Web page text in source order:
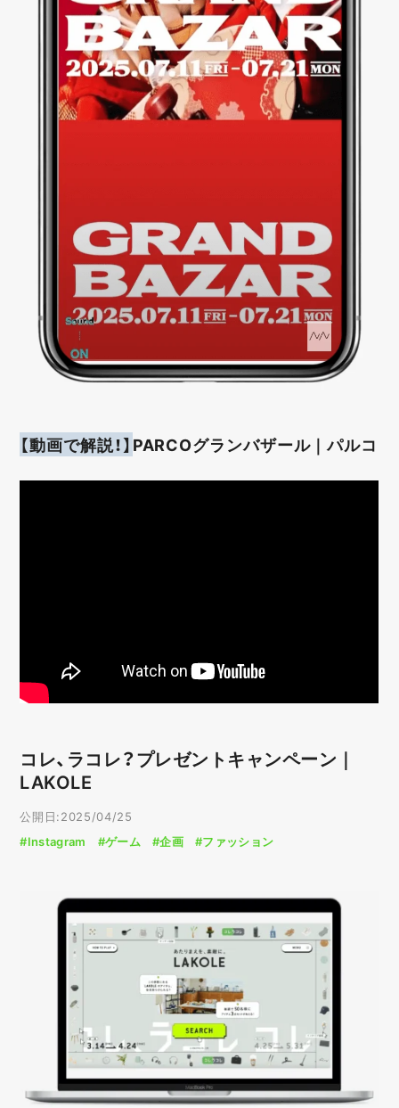
【動画で解説！】PARCOグランバザール｜パルコ
コレ、ラコレ？プレゼントキャンペーン｜
LAKOLE
公開日:2025/04/25
#Instagram
#ゲーム #企画 #ファッション